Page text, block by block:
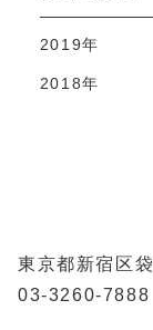
2019年
2018年
東京都新宿区
03-3260-7888